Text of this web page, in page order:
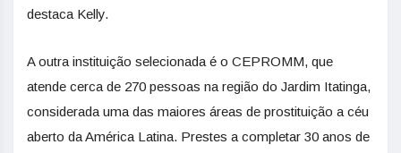
destaca Kelly.
A outra instituição selecionada é o CEPROMM, que
atende cerca de 270 pessoas na região do Jardim Itatinga,
considerada uma das maiores áreas de prostituição a céu
aberto da América Latina. Prestes a completar 30 anos de